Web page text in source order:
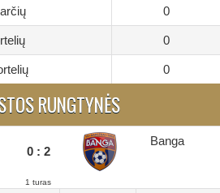
0
0
0
RUNGTYNĖS
0 : 2
Banga
1 turas